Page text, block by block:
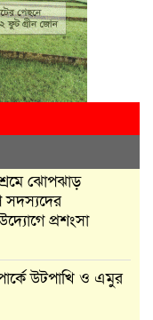
ঝোপঝাড়
সদস্যদের
প্রশংসা
উটপাখি ও এমুর